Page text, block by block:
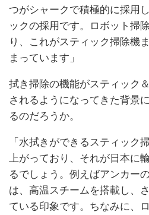
つがシャークで積極的に採用
ックの採用です。ロボット掃
り、これがスティック掃除機
まっています」
拭き掃除の機能がスティック
されるようになってきた背景
るのだろうか。
「水拭きができるスティック
上がっており、それが日本に
るでしょう。例えばアンカー
は、高温スチームを搭載し、
ている印象です。ちなみに、